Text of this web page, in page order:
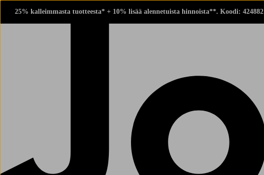
25% kalleimmasta tuotteesta* + 10% lisää alennetuista hinnoista**. Koodi: 424882